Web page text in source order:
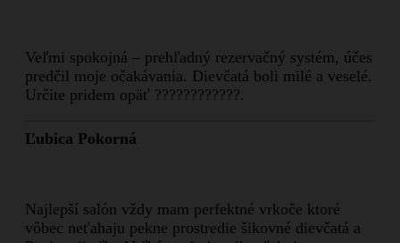
Veľmi spokojná – prehľadný rezervačný systém, účes
predčil moje očakávania. Dievčatá boli milé a veselé.
Určite pridem opäť ????????????.
Ľubica Pokorná
Najlepší salón vždy mam perfektné vrkoče ktoré
vôbec neťahaju pekne prostredie šikovné dievčatá a